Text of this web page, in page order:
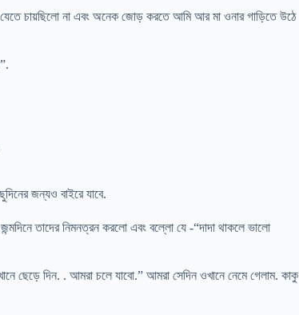
চায়ছিলো না এবং অনেক জোড় করতে আমি আর মা ওনার গাড়িতে উঠে
জন্যও বাইরে যাবে.
তাদের নিমনত্রন করলো এবং বল্লো যে -“দাদা থাকলে ভালো
ছেড়ে দিন. . আমরা চলে যাবো.” আমরা সেদিন ওখানে নেমে গেলাম. কাকু